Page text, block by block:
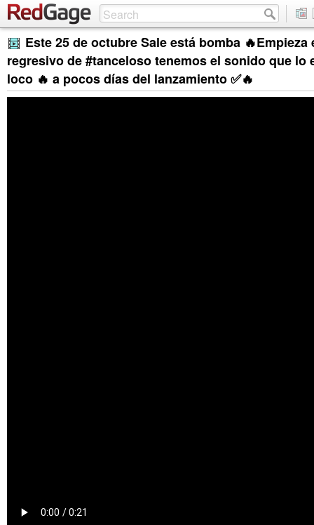
Este 25 de octubre Sale está bomba 🔥Empieza
regresivo de #tanceloso tenemos el sonido que lo
loco 🔥 a pocos días del lanzamiento ✅🔥